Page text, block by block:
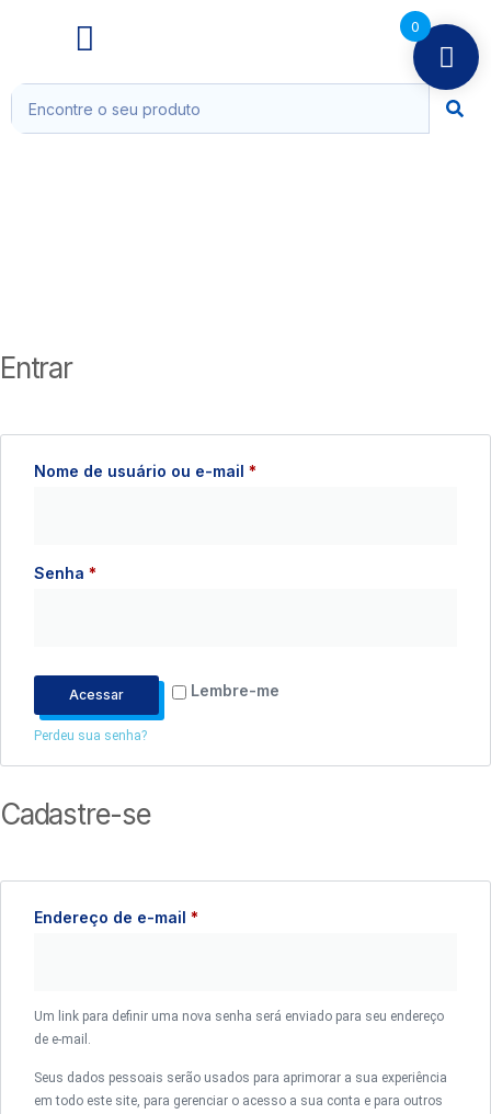
Entrar
Nome de usuário ou e-mail *
Senha *
Lembre-me
Acessar
Perdeu sua senha?
Cadastre-se
Endereço de e-mail *
Um link para definir uma nova senha será enviado para seu endereço
de e-mail.
Seus dados pessoais serão usados para aprimorar a sua experiência
em todo este site, para gerenciar o acesso a sua conta e para outros
0